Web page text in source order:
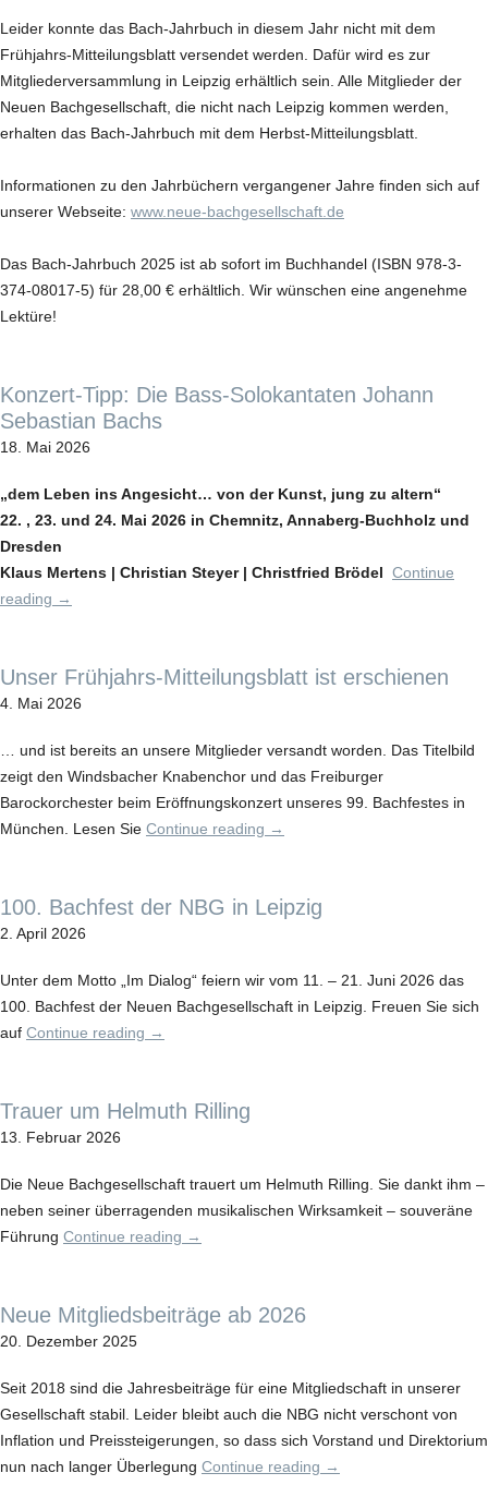
Leider konnte das Bach-Jahrbuch in diesem Jahr nicht mit dem
Frühjahrs-Mitteilungsblatt versendet werden. Dafür wird es zur
Mitgliederversammlung in Leipzig erhältlich sein. Alle Mitglieder der
Neuen Bachgesellschaft, die nicht nach Leipzig kommen werden,
erhalten das Bach-Jahrbuch mit dem Herbst-Mitteilungsblatt.
Informationen zu den Jahrbüchern vergangener Jahre finden sich auf
unserer Webseite: www.neue-bachgesellschaft.de
Das Bach-Jahrbuch 2025 ist ab sofort im Buchhandel (ISBN 978-3-
374-08017-5) für 28,00 € erhältlich. Wir wünschen eine angenehme
Lektüre!
Konzert-Tipp: Die Bass-Solokantaten Johann
Sebastian Bachs
18. Mai 2026
„dem Leben ins Angesicht… von der Kunst, jung zu altern“
22. , 23. und 24. Mai 2026 in Chemnitz, Annaberg-Buchholz und
Dresden
Klaus Mertens | Christian Steyer | Christfried Brödel Continue
reading →
Unser Frühjahrs-Mitteilungsblatt ist erschienen
4. Mai 2026
… und ist bereits an unsere Mitglieder versandt worden. Das Titelbild
zeigt den Windsbacher Knabenchor und das Freiburger
Barockorchester beim Eröffnungskonzert unseres 99. Bachfestes in
München. Lesen Sie Continue reading →
100. Bachfest der NBG in Leipzig
2. April 2026
Unter dem Motto „Im Dialog“ feiern wir vom 11. – 21. Juni 2026 das
100. Bachfest der Neuen Bachgesellschaft in Leipzig. Freuen Sie sich
auf Continue reading →
Trauer um Helmuth Rilling
13. Februar 2026
Die Neue Bachgesellschaft trauert um Helmuth Rilling. Sie dankt ihm –
neben seiner überragenden musikalischen Wirksamkeit – souveräne
Führung Continue reading →
Neue Mitgliedsbeiträge ab 2026
20. Dezember 2025
Seit 2018 sind die Jahresbeiträge für eine Mitgliedschaft in unserer
Gesellschaft stabil. Leider bleibt auch die NBG nicht verschont von
Inflation und Preissteigerungen, so dass sich Vorstand und Direktorium
nun nach langer Überlegung Continue reading →